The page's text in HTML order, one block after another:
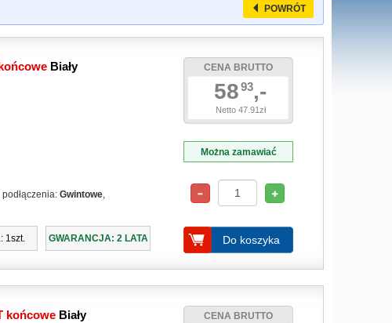
POWRÓT
Biały
Gwintowe,
1szt. GWARANCJA: 2 LATA
CENA BRUTTO
58 93,-
Netto 47.91zł
Można zamawiać
Do koszyka
końcowe Biały
CENA BRUTTO